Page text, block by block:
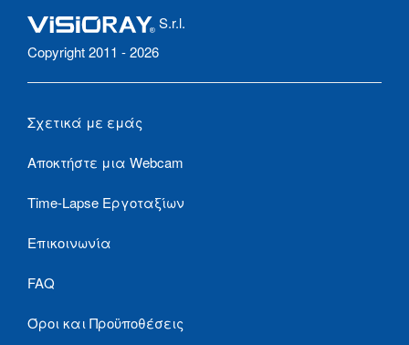
S.r.l.
Copyright 2011 - 2026
Σχετικά με εμάς
Αποκτήστε μια Webcam
Time-Lapse Εργοταξίων
Επικοινωνία
FAQ
Όροι και Προϋποθέσεις